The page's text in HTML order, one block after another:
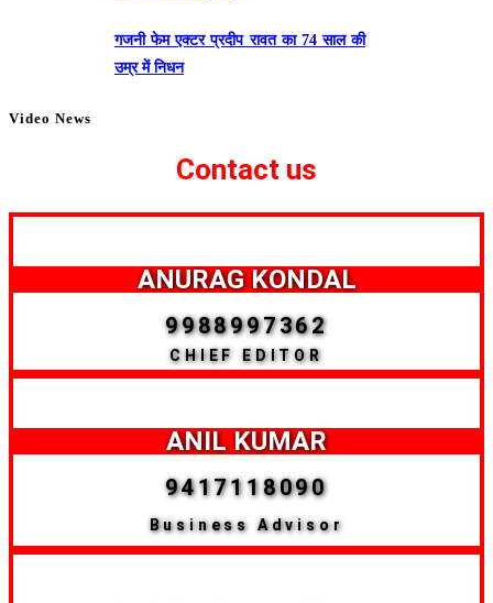
गजनी फेम एक्टर प्रदीप रावत का 74 साल की
उम्र में निधन
Video News
Contact us
ANURAG KONDAL
9988997362
CHIEF EDITOR
ANIL KUMAR
9417118090
Business Advisor